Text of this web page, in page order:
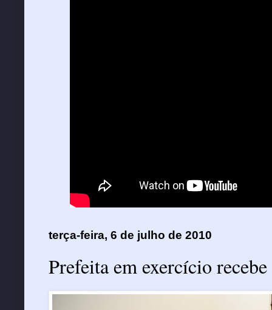
terça-feira, 6 de julho de 2010
Prefeita em exercício